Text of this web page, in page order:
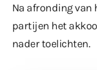
Na afronding van
partijen het
nader toelichten.